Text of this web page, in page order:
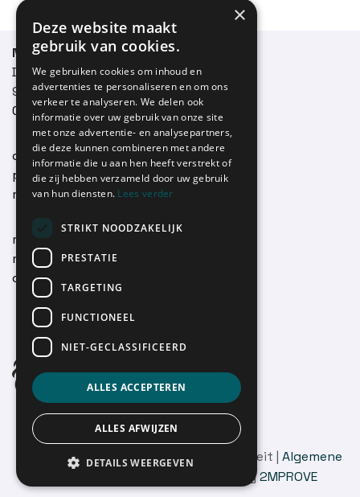
Netwerk Duurzame Mobiliteit
Dendermondsesteenweg 50
9000 Gent
09 331 59 10
Tekst
over ons
projecten
mobiliteitsbeleid
Tekst
mobiliteitskalender
mobiliteitsvacatures
contact
Copyright © Netwerk Duurzame Mobiliteit | Algemene
by2MPROVE
×
Deze website maakt
gebruik van cookies.
We gebruiken cookies om inhoud en
advertenties te personaliseren en om ons
verkeer te analyseren. We delen ook
informatie over uw gebruik van onze site
met onze advertentie- en analysepartners,
die deze kunnen combineren met andere
informatie die u aan hen heeft verstrekt of
die zij hebben verzameld door uw gebruik
van hun diensten. Lees verder
STRIKT NOODZAKELIJK
PRESTATIE
TARGETING
FUNCTIONEEL
NIET-GECLASSIFICEERD
ALLES ACCEPTEREN
ALLES AFWIJZEN
DETAILS WEERGEVEN